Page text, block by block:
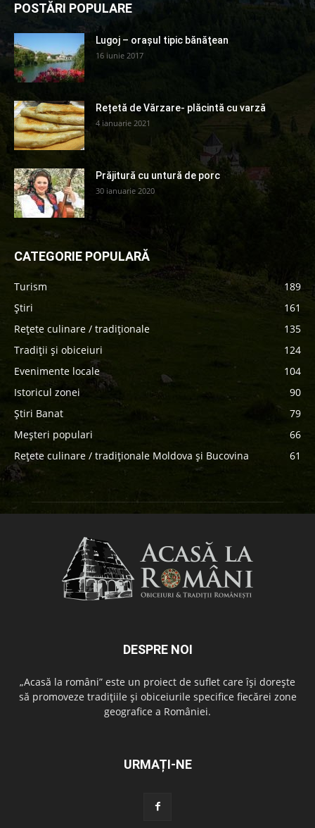
POSTĂRI POPULARE
Lugoj – orașul tipic bănăţean
16 iunie 2017
Rețetă de Vărzare- plăcintă cu varză
4 ianuarie 2021
Prăjitură cu untură de porc
30 ianuarie 2020
CATEGORIE POPULARĂ
Turism
189
Știri
161
Rețete culinare / tradiționale
135
Tradiții și obiceiuri
124
Evenimente locale
104
Istoricul zonei
90
Știri Banat
79
Meșteri populari
66
Rețete culinare / tradiționale Moldova și Bucovina
61
DESPRE NOI
„Acasă la români” este un proiect de suflet care își dorește
să promoveze tradițiile și obiceiurile specifice fiecărei zone
geografice a României.
URMAȚI-NE